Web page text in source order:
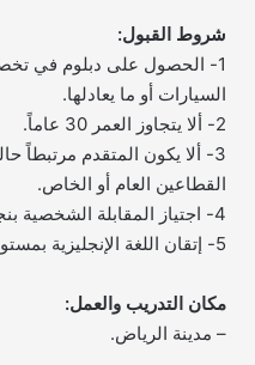
شروط القبول:
1- الحصول على دبلوم في
السيارات أو ما يعادلها.
2- ألا يتجاوز العمر 30 عاماً.
3- ألا يكون المتقدم مرتبطاً
القطاعين العام أو الخاص.
4- اجتياز المقابلة الشخصية بنجاح.
5- إتقان اللغة الإنجليزية بمستوى مقبول على الأقل.
مكان التدريب والعمل:
– مدينة الرياض.